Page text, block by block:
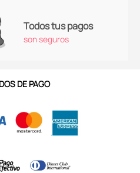
Todos tus pagos
son seguros
DE PAGO